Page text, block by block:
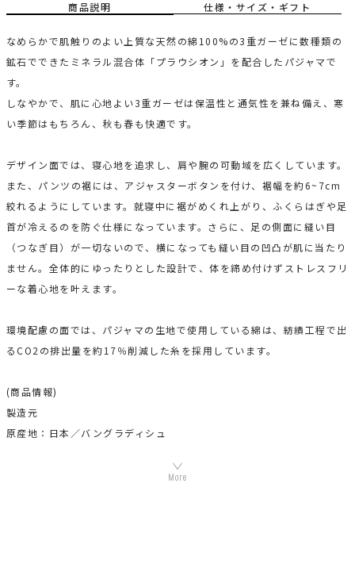
商品説明 仕様・サイズ・ギフト
なめらかで肌触りのよい上質な天然の綿100%の3重ガーゼに数種類の
鉱石でできたミネラル混合体「プラウシオン」を配合したパジャマで
す。
しなやかで、肌に心地よい3重ガーゼは保温性と通気性を兼ね備え、寒
い季節はもちろん、秋も春も快適です。
デザイン面では、寝心地を追求し、肩や腕の可動域を広くしています。
また、パンツの裾には、アジャスターボタンを付け、裾幅を約6~7cm
絞れるようにしています。就寝中に裾がめくれ上がり、ふくらはぎや足
首が冷えるのを防ぐ仕様になっています。さらに、足の側面に縫い目
（つなぎ目）が一切ないので、横になっても縫い目の凹凸が肌に当たり
ません。全体的にゆったりとした設計で、体を締め付けずストレスフリ
ーな着心地を叶えます。
環境配慮の面では、パジャマの生地で使用している綿は、紡績工程で出
るCO2の排出量を約17％削減した糸を採用しています。
(商品情報)
製造元
原産地：日本／バングラディシュ